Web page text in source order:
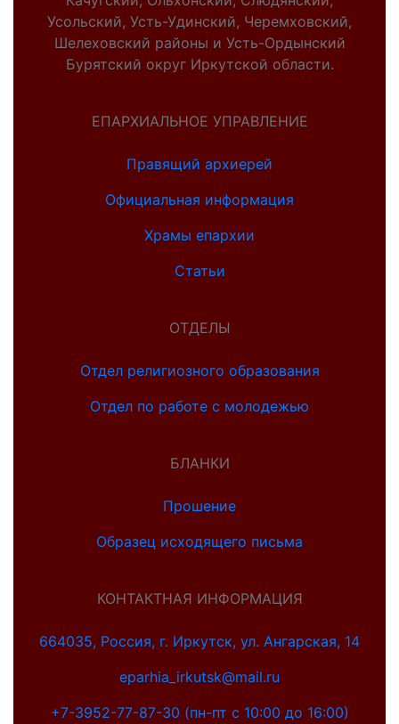
Усольский, Усть-Удинский, Черемховский,
Шелеховский районы и Усть-Ордынский
Бурятский округ Иркутской области.
ЕПАРХИАЛЬНОЕ УПРАВЛЕНИЕ
Правящий архиерей
Официальная информация
Храмы епархии
Статьи
ОТДЕЛЫ
Отдел религиозного образования
Отдел по работе с молодежью
БЛАНКИ
Прошение
Образец исходящего письма
КОНТАКТНАЯ ИНФОРМАЦИЯ
664035, Россия, г. Иркутск, ул. Ангарская, 14
eparhia_irkutsk@mail.ru
+7-3952-77-87-30 (пн-пт с 10:00 до 16:00)